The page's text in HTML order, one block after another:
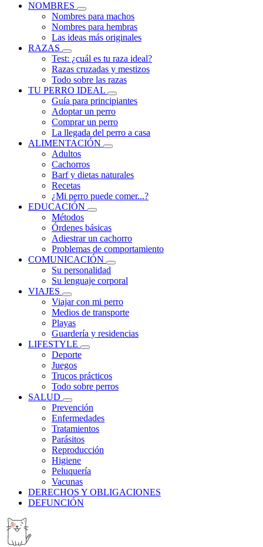
NOMBRES
Nombres para machos
Nombres para hembras
Las ideas más originales
RAZAS
Test: ¿cuál es tu raza ideal?
Razas cruzadas y mestizos
Todo sobre las razas
TU PERRO IDEAL
Guía para principiantes
Adoptar un perro
Comprar un perro
La llegada del perro a casa
ALIMENTACIÓN
Adultos
Cachorros
Barf y dietas naturales
Recetas
¿Mi perro puede comer...?
EDUCACIÓN
Métodos
Órdenes básicas
Adiestrar un cachorro
Problemas de comportamiento
COMUNICACIÓN
Su personalidad
Su lenguaje corporal
VIAJES
Viajar con mi perro
Medios de transporte
Playas
Guardería y residencias
LIFESTYLE
Deporte
Juegos
Trucos prácticos
Todo sobre perros
SALUD
Prevención
Enfermedades
Tratamientos
Parásitos
Reproducción
Higiene
Peluquería
Vacunas
DERECHOS Y OBLIGACIONES
DEFUNCIÓN